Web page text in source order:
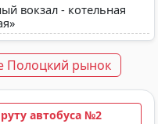
вокзал - котельная
Полоцкий рынок
автобуса №2